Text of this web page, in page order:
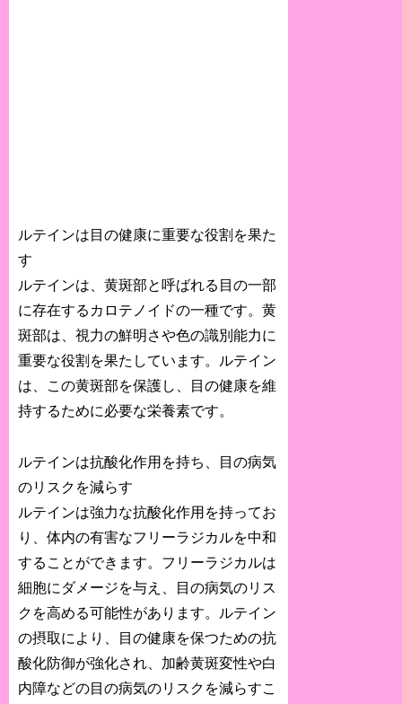
ルテインは目の健康に重要な役割を果た
す
ルテインは、黄斑部と呼ばれる目の一部
に存在するカロテノイドの一種です。黄
斑部は、視力の鮮明さや色の識別能力に
重要な役割を果たしています。ルテイン
は、この黄斑部を保護し、目の健康を維
持するために必要な栄養素です。
ルテインは抗酸化作用を持ち、目の病気
のリスクを減らす
ルテインは強力な抗酸化作用を持ってお
り、体内の有害なフリーラジカルを中和
することができます。フリーラジカルは
細胞にダメージを与え、目の病気のリス
クを高める可能性があります。ルテイン
の摂取により、目の健康を保つための抗
酸化防御が強化され、加齢黄斑変性や白
内障などの目の病気のリスクを減らすこ